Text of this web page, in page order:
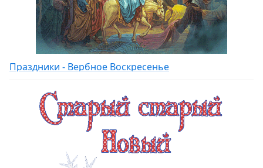
Праздники - Вербное Воскресенье